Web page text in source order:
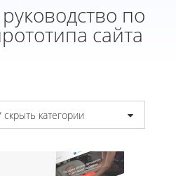
по
сайта
скрыть категории